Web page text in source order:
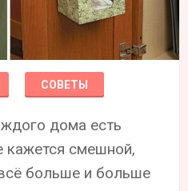
СОВЕТЫ
дома есть
кажется смешной,
больше и больше